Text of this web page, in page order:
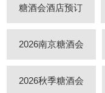
糖酒会酒店预订
2026南京糖酒会
2026秋季糖酒会